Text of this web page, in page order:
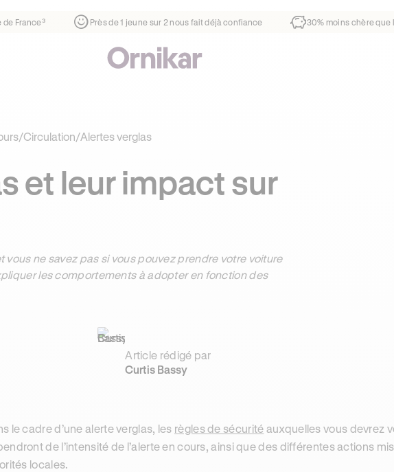
¹ 1ère auto-école de France³ Près de 1 jeune sur 2 nous fait déjà confiance
/Circulation/Alertes verglas
et leur impact sur
vous ne savez pas si vous pouvez prendre votre voiture
les comportements à adopter en fonction des
Article rédigé par
Curtis Bassy
le cadre d’une alerte verglas, les règles de sécurité auxquelles vous devrez
de l’intensité de l’alerte en cours, ainsi que des différentes actions
locales.